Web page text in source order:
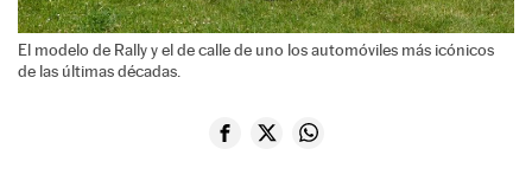
El modelo de Rally y el de calle de uno los automóviles más icónicos
de las últimas décadas.